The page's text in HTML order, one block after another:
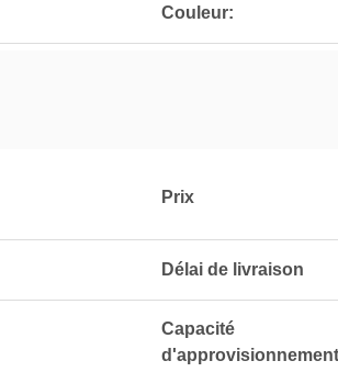
Couleur:
Prix
Délai de livraison
Capacité
d'approvisionnement